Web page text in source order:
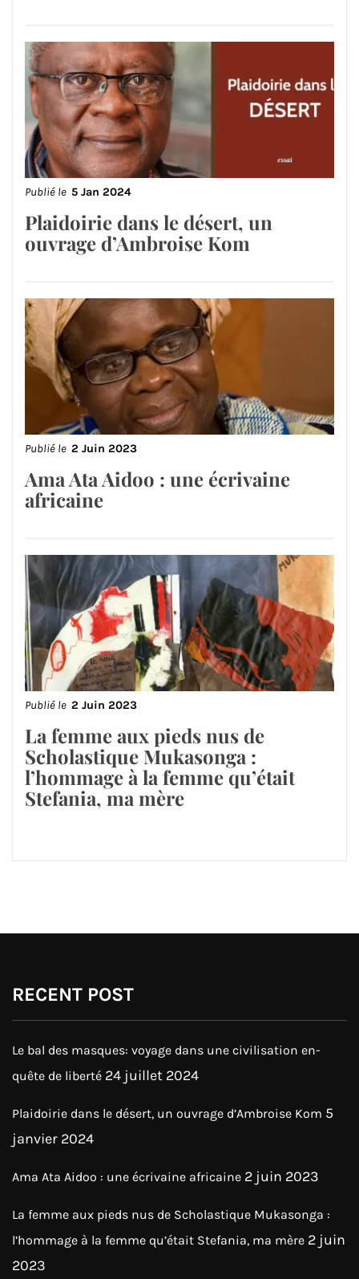
Publié le 5 Jan 2024
Plaidoirie dans le désert, un
ouvrage d’Ambroise Kom
Publié le 2 Juin 2023
Ama Ata Aidoo : une écrivaine
africaine
Publié le 2 Juin 2023
La femme aux pieds nus de
Scholastique Mukasonga :
l’hommage à la femme qu’était
Stefania, ma mère
RECENT POST
Le bal des masques: voyage dans une civilisation en-
quête de liberté 24 juillet 2024
Plaidoirie dans le désert, un ouvrage d’Ambroise Kom 5
janvier 2024
Ama Ata Aidoo : une écrivaine africaine 2 juin 2023
La femme aux pieds nus de Scholastique Mukasonga :
l’hommage à la femme qu’était Stefania, ma mère 2 juin
2023